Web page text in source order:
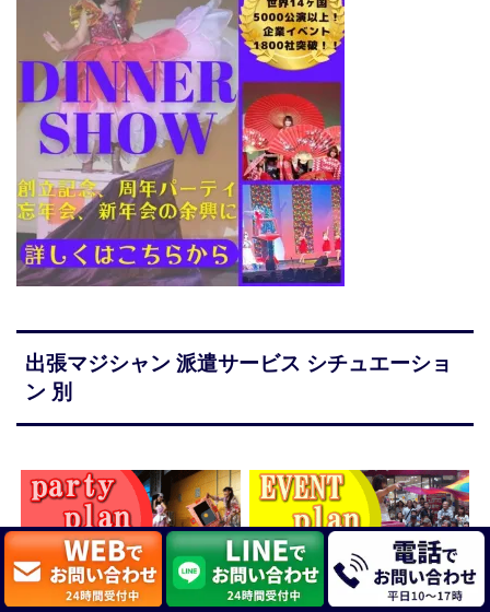
出張マジシャン 派遣サービス シチュエーショ
ン 別